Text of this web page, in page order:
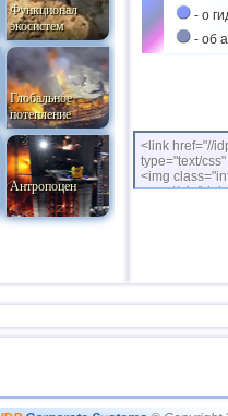
Функционал
экосистем
Глобальное
потепление
Антропоцен
- о
- об
<link href="//
type="text/
<img
cs.net/pix/